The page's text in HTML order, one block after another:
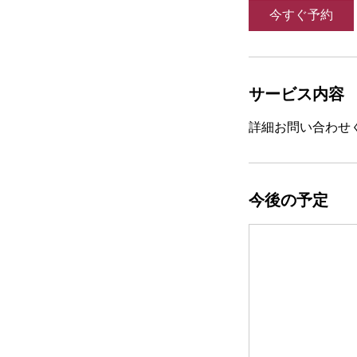
今すぐ予約
サービス内容
詳細お問い合わせ
今後の予定